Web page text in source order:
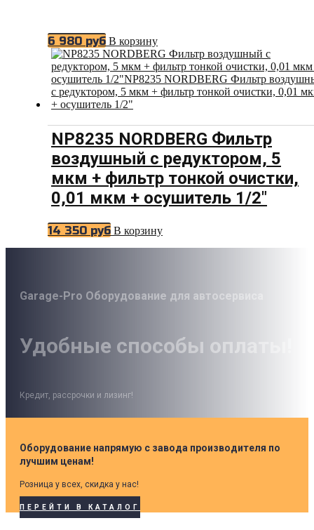
6 980 руб В корзину
NP8235 NORDBERG Фильтр
воздушный с редуктором, 5
мкм + фильтр тонкой очистки,
0,01 мкм + осушитель 1/2″
14 350 руб В корзину
Garage-Pro Оборудование для автосервиса
Удобные способы оплаты!
Кредит, рассрочки и лизинг!
Оборудование напрямую с завода производителя по
лучшим ценам!
Розница у всех, скидка у нас!
ПЕРЕЙТИ В КАТАЛОГ